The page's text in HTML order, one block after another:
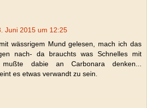
Juni 2015 um 12:25
wässrigem Mund gelesen, mach ich das
nach- da brauchts was Schnelles mit
dabie an Carbonara denken...
es etwas verwandt zu sein.